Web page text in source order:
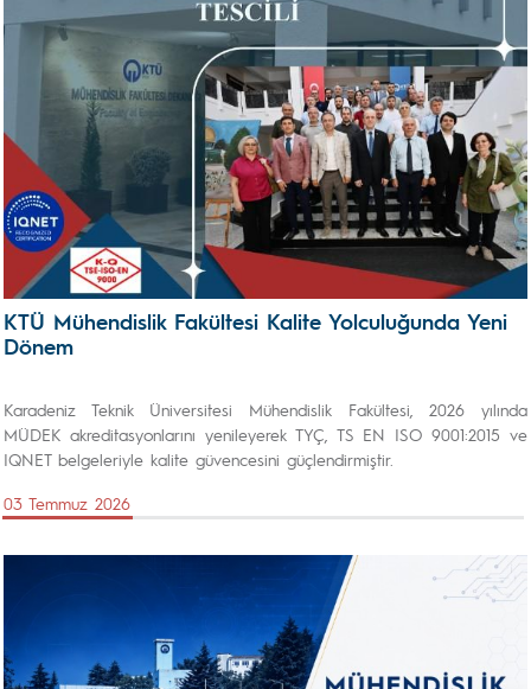
KTÜ Mühendislik Fakültesi Kalite Yolculuğunda Yeni
Dönem
Karadeniz Teknik Üniversitesi Mühendislik Fakültesi, 2026 yılında
MÜDEK akreditasyonlarını yenileyerek TYÇ, TS EN ISO 9001:2015 ve
IQNET belgeleriyle kalite güvencesini güçlendirmiştir.
03 Temmuz 2026